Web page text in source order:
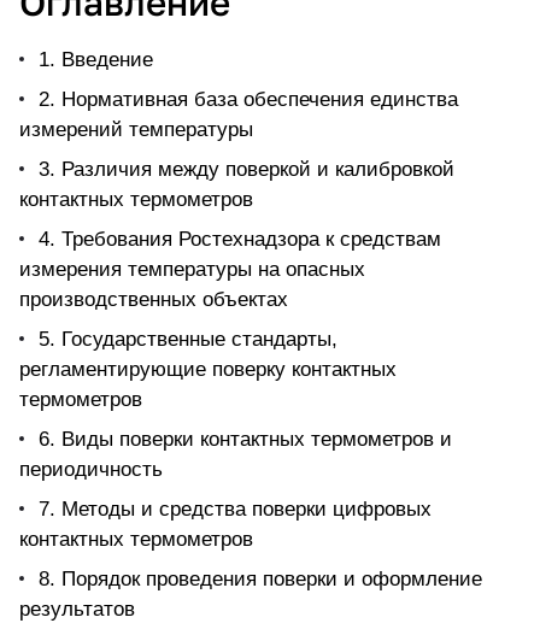
1. Введение
2. Нормативная база обеспечения единства
измерений температуры
3. Различия между поверкой и калибровкой
контактных термометров
4. Требования Ростехнадзора к средствам
измерения температуры на опасных
производственных объектах
5. Государственные стандарты,
регламентирующие поверку контактных
термометров
6. Виды поверки контактных термометров и
периодичность
7. Методы и средства поверки цифровых
контактных термометров
8. Порядок проведения поверки и оформление
результатов